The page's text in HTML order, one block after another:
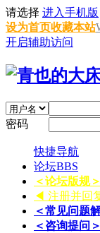
请选择 进入手机版
设为首页收藏本站
开启辅助访问
密码
快捷导航
论坛BBS
＜论坛版规＞
◀ 注册并回
＜常见问题
＜咨询提问＞